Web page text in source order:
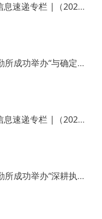
海勤建工法律信息速递专栏 |（2026年7月27日）
海勤动态 | 海勤所成功举办“与确定财产处置参考价相关的几个问题”专题培训
海勤建工法律信息速递专栏 |（2026年7月20日）
海勤动态 | 海勤所成功举办“深耕执业路——客户经营与青年律师成长实务分享”专题培训